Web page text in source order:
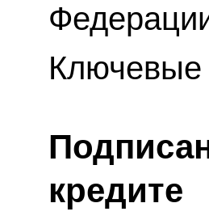
Ключевые
кредите